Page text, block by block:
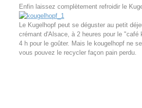
Enfin laissez complètement refroidir le
Le Kugelhopf peut se déguster au petit
crémant d'Alsace, à 2 heures pour le "café
4 h pour le goûter. Mais le kougelhopf ne
vous pouvez le recycler façon pain perdu.